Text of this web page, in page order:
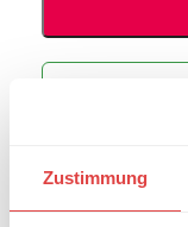
Zustimmung